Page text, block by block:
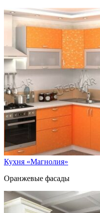
Кухня «Магнолия»
Оранжевые фасады